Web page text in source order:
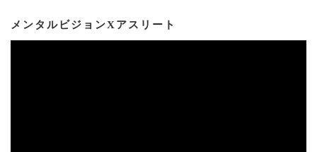
メンタルビジョンXアスリート